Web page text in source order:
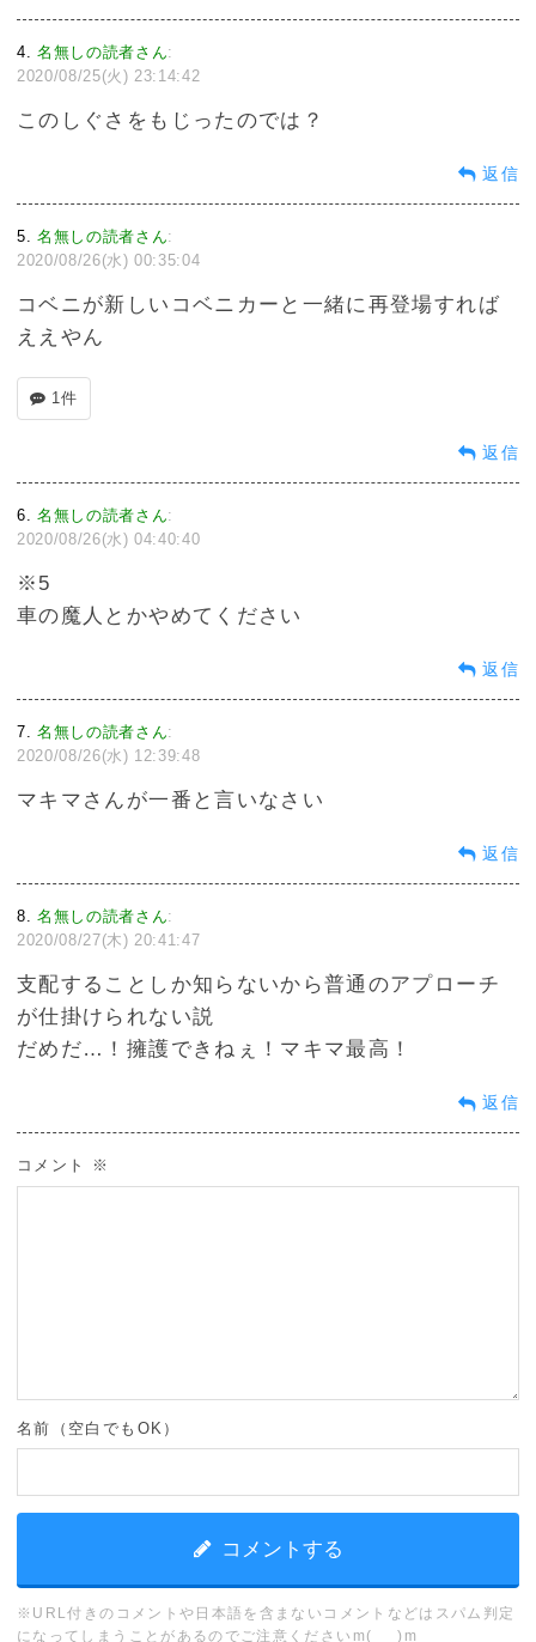
4 名無しの読者さん:
2020/08/25(火) 23:14:42
このしぐさをもじったのでは？
返信
5 名無しの読者さん:
2020/08/26(水) 00:35:04
コベニが新しいコベニカーと一緒に再登場すれば
ええやん
1件
返信
6 名無しの読者さん:
2020/08/26(水) 04:40:40
※5
車の魔人とかやめてください
返信
7 名無しの読者さん:
2020/08/26(水) 12:39:48
マキマさんが一番と言いなさい
返信
8 名無しの読者さん:
2020/08/27(木) 20:41:47
支配することしか知らないから普通のアプローチ
が仕掛けられない説
だめだ…！擁護できねぇ！マキマ最高！
返信
コメント ※
名前（空白でもOK）
※URL付きのコメントや日本語を含まないコメントなどはスパム判定
になってしまうことがあるのでご注意くださいm(_ _)m